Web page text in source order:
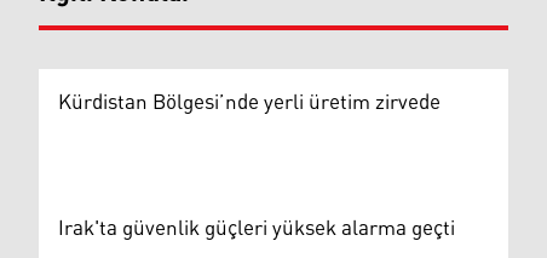
Kürdistan Bölgesi’nde yerli üretim zirvede
Irak'ta güvenlik güçleri yüksek alarma geçti